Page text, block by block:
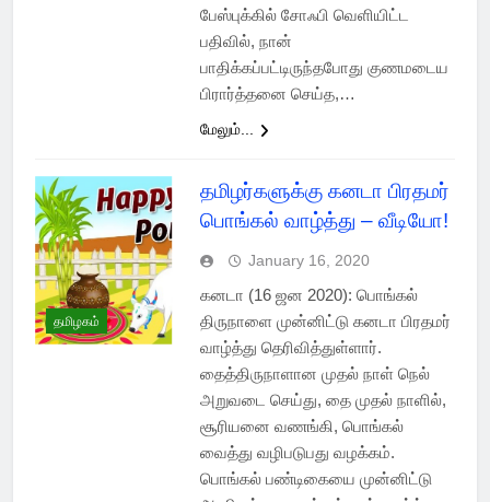
பேஸ்புக்கில் சோஃபி வெளியிட்ட
பதிவில், நான்
பாதிக்கப்பட்டிருந்தபோது குணமடைய
பிரார்த்தனை செய்த,…
மேலும்...
தமிழகம்
தமிழர்களுக்கு கனடா பிரதமர்
பொங்கல் வாழ்த்து – வீடியோ!
January 16, 2020
கனடா (16 ஜன 2020): பொங்கல்
திருநாளை முன்னிட்டு கனடா பிரதமர்
வாழ்த்து தெரிவித்துள்ளார்.
தைத்திருநாளான முதல் நாள் நெல்
அறுவடை செய்து, தை முதல் நாளில்,
சூரியனை வணங்கி, பொங்கல்
வைத்து வழிபடுபது வழக்கம்.
பொங்கல் பண்டிகையை முன்னிட்டு